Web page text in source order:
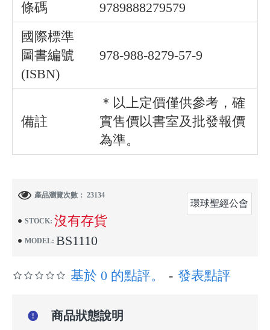
條碼
9789888279579
國際標準
圖書編號
(ISBN)
978-988-8279-57-9
備註
＊以上定價僅供參考，確
實售價以書室及批發報價
為準。
STOCK: 沒有存貨
MODEL: BS1110
環球聖經公會
產品瀏覽次數： 23134
基於 0 的點評。 - 發表點評
商品狀態說明